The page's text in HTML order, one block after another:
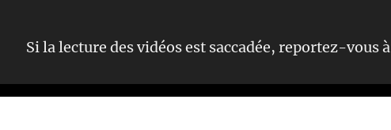
Si la lecture des vidéos est saccadée, reportez-vous à